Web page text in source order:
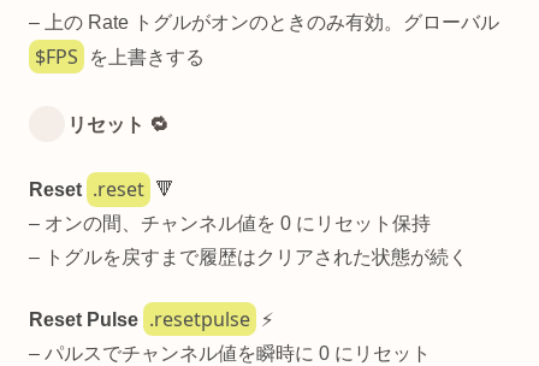
– 上の Rate トグルがオンのときのみ有効。グローバル
$FPS を上書きする
リセット 🔁
Reset .reset
🔻
– オンの間、チャンネル値を 0 にリセット保持
– トグルを戻すまで履歴はクリアされた状態が続く
Reset Pulse .resetpulse
⚡
– パルスでチャンネル値を瞬時に 0 にリセット